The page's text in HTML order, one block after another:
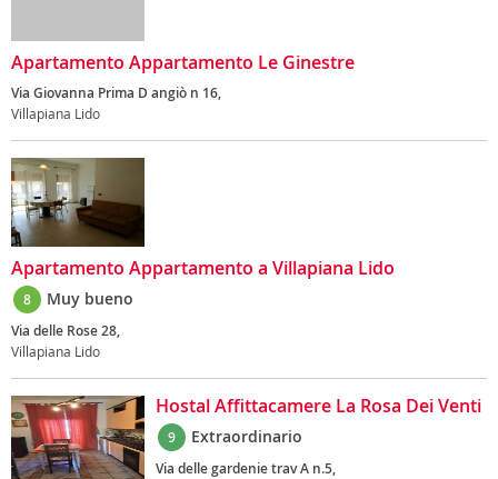
Apartamento Appartamento Le Ginestre
Via Giovanna Prima D angiò n 16,
Villapiana Lido
Apartamento Appartamento a Villapiana Lido
8 Muy bueno
Via delle Rose 28,
Villapiana Lido
Hostal Affittacamere La Rosa Dei Venti
9 Extraordinario
Via delle gardenie trav A n.5,